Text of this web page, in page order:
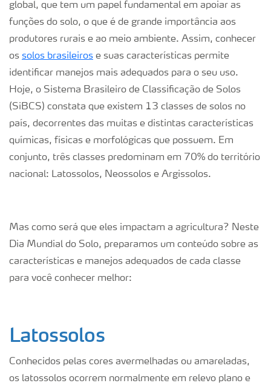
global, que tem um papel fundamental em apoiar as
funções do solo, o que é de grande importância aos
produtores rurais e ao meio ambiente. Assim, conhecer
os solos brasileiros e suas características permite
identificar manejos mais adequados para o seu uso.
Hoje, o Sistema Brasileiro de Classificação de Solos
(SiBCS) constata que existem 13 classes de solos no
país, decorrentes das muitas e distintas características
químicas, físicas e morfológicas que possuem. Em
conjunto, três classes predominam em 70% do território
nacional: Latossolos, Neossolos e Argissolos.
Mas como será que eles impactam a agricultura? Neste
Dia Mundial do Solo, preparamos um conteúdo sobre as
características e manejos adequados de cada classe
para você conhecer melhor:
Latossolos
Conhecidos pelas cores avermelhadas ou amareladas,
os latossolos ocorrem normalmente em relevo plano e